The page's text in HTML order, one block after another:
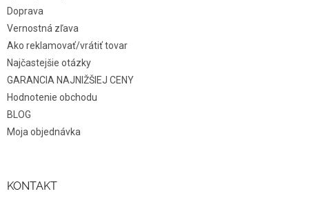
Doprava
Vernostná zľava
Ako reklamovať/vrátiť tovar
Najčastejšie otázky
GARANCIA NAJNIŽŠIEJ CENY
Hodnotenie obchodu
BLOG
Moja objednávka
KONTAKT